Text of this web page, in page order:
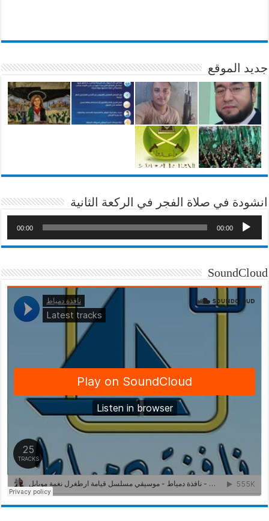
جديد الموقع
انشودة في صلاة الفجر في الركعة الثانية
00:00
00:00
SoundCloud